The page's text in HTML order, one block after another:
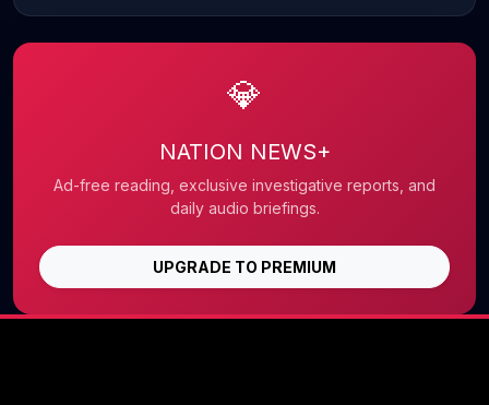
💎
NATION NEWS+
Ad-free reading, exclusive investigative reports, and
daily audio briefings.
UPGRADE TO PREMIUM